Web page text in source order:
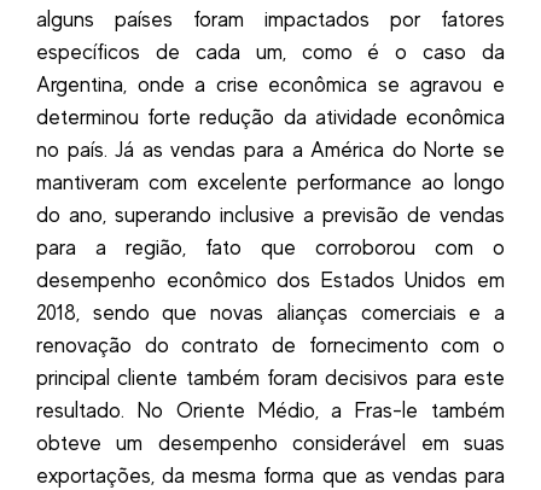
alguns países foram impactados por fatores
específicos de cada um, como é o caso da
Argentina, onde a crise econômica se agravou e
determinou forte redução da atividade econômica
no país. Já as vendas para a América do Norte se
mantiveram com excelente performance ao longo
do ano, superando inclusive a previsão de vendas
para a região, fato que corroborou com o
desempenho econômico dos Estados Unidos em
2018, sendo que novas alianças comerciais e a
renovação do contrato de fornecimento com o
principal cliente também foram decisivos para este
resultado. No Oriente Médio, a Fras-le também
obteve um desempenho considerável em suas
exportações, da mesma forma que as vendas para